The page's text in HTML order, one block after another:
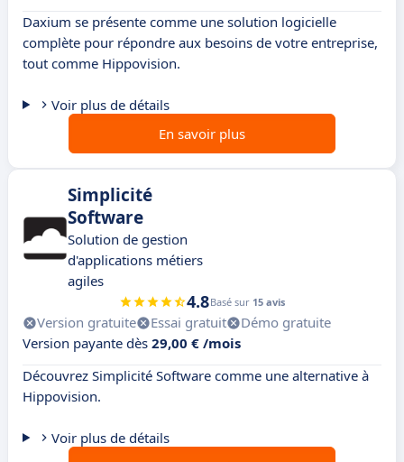
Daxium se présente comme une solution logicielle
complète pour répondre aux besoins de votre entreprise,
tout comme Hippovision.
Voir plus de détails
En savoir plus
Simplicité
Software
Solution de gestion
d'applications métiers
agiles
4.8Basé sur 15 avis
Version gratuite Essai gratuit
Démo gratuite
Version payante dès 29,00 € /mois
Découvrez Simplicité Software comme une alternative à
Hippovision.
Voir plus de détails